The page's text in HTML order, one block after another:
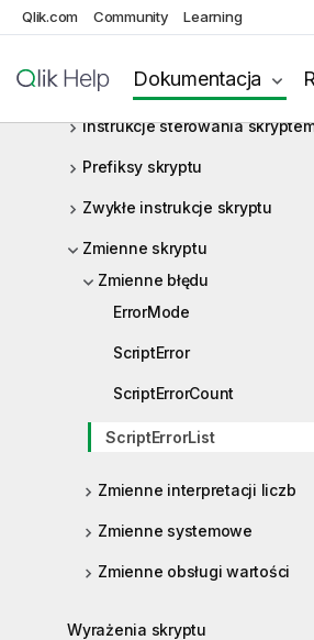
Qlik.com Community Learning
Dokumentacja
Co to jest notacja Backus-Naur?
Instrukcje i słowa kluczowe
Instrukcje sterowania
Prefiksy skryptu
Zwykłe instrukcje skryptu
Zmienne skryptu
Zmienne błędu
ErrorMode
ScriptError
ScriptErrorCount
ScriptErrorList
Zmienne interpretacji liczb
Zmienne systemowe
Zmienne obsługi wartości
Wyrażenia skryptu